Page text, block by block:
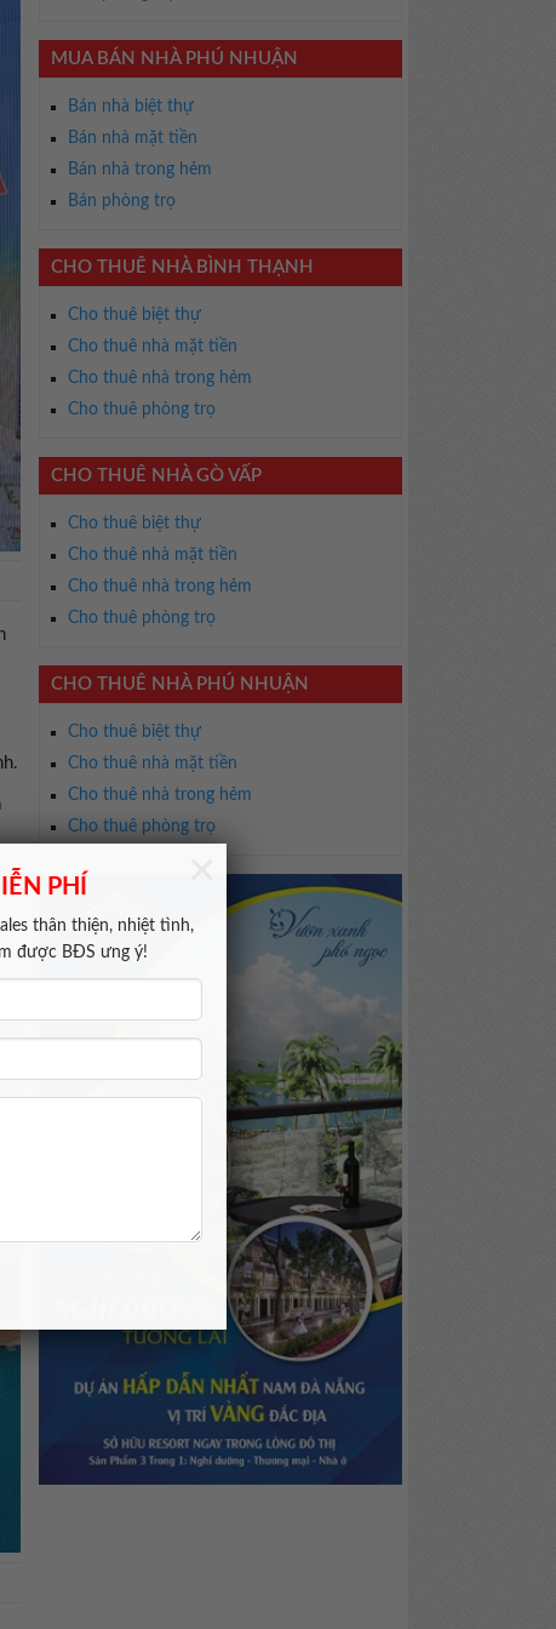
PHÍ
thân thiện, nhiệt tình,
được BĐS ưng ý!
MUA BÁN NHÀ PHÚ NHUẬN
Bán nhà biệt thự
Bán nhà mặt tiền
Bán nhà trong hẻm
Bán phòng trọ
CHO THUÊ NHÀ BÌNH THẠNH
Cho thuê biệt thự
Cho thuê nhà mặt tiền
Cho thuê nhà trong hẻm
Cho thuê phòng trọ
CHO THUÊ NHÀ GÒ VẤP
Cho thuê biệt thự
Cho thuê nhà mặt tiền
Cho thuê nhà trong hẻm
Cho thuê phòng trọ
CHO THUÊ NHÀ PHÚ NHUẬN
Cho thuê biệt thự
Cho thuê nhà mặt tiền
Cho thuê nhà trong hẻm
Cho thuê phòng trọ